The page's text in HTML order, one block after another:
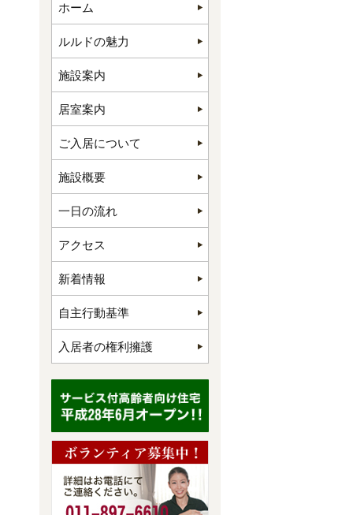
ホーム
ルルドの魅力
施設案内
居室案内
ご入居について
施設概要
一日の流れ
アクセス
新着情報
自主行動基準
入居者の権利擁護